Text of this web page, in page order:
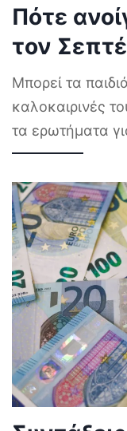
Πότε
τον
Μπορεί τα
καλοκαιρινές
τα ερωτήματα